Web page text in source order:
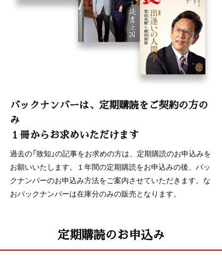
バックナンバーは、定期購読をご契約の方の
み
１冊からお求めいただけます
過去の「致知」の記事をお求めの方は、定期購読のお申込みを
お願いいたします。１年間の定期購読をお申込みの後、バッ
クナンバーのお申込み方法をご案内させていただきます。な
おバックナンバーは在庫分のみの販売となります。
定期購読のお申込み